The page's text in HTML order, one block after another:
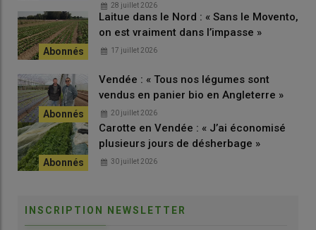
28 juillet 2026
Laitue dans le Nord : « Sans le Movento,
on est vraiment dans l’impasse »
17 juillet 2026
Vendée : « Tous nos légumes sont
vendus en panier bio en Angleterre »
20 juillet 2026
Carotte en Vendée : « J’ai économisé
plusieurs jours de désherbage »
30 juillet 2026
INSCRIPTION NEWSLETTER